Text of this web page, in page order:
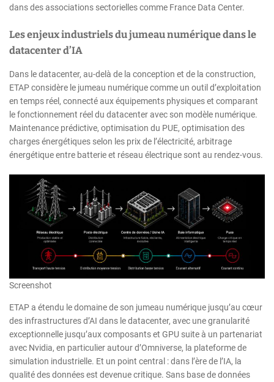
dans des associations sectorielles comme France Data Center.
Les enjeux industriels du jumeau numérique dans le
datacenter d’IA
Dans le datacenter, au-delà de la conception et de la construction,
ETAP considère le jumeau numérique comme un outil d’exploitation
en temps réel, connecté aux équipements physiques et comparant
le fonctionnement réel du datacenter avec son modèle numérique.
Maintenance prédictive, optimisation du PUE, optimisation des
charges énergétiques selon les prix de l’électricité, arbitrage
énergétique entre batterie et réseau électrique sont au rendez-vous.
Screenshot
ETAP a étendu le domaine de son jumeau numérique jusqu’au cœur
des infrastructures d’AI dans le datacenter, avec une granularité
exceptionnelle jusqu’aux composants et GPU suite à un partenariat
avec Nvidia, en particulier autour d’Omniverse, la plateforme de
simulation industrielle. Et un point central : dans l’ère de l’IA, la
qualité des données est devenue critique. Sans base de données